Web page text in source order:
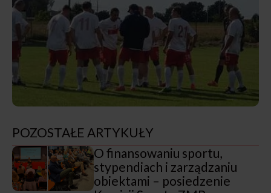
POZOSTAŁE ARTYKUŁY
O finansowaniu sportu,
stypendiach i zarządzaniu
obiektami – posiedzenie